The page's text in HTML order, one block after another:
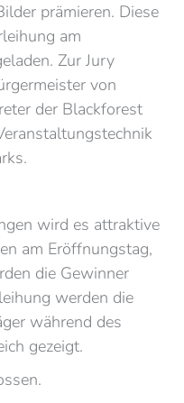
prämieren. Diese
am
Zur Jury
von
der Blackforest
wird es attraktive
am Eröffnungstag,
die Gewinner
werden die
während des
gezeigt.